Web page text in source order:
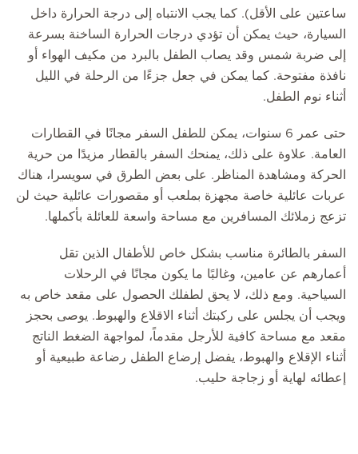
ساعتين على الأقل). كما يجب الانتباه إلى درجة الحرارة داخل
السيارة، حيث يمكن أن تؤدي درجات الحرارة الساخنة بسرعة
إلى ضربة شمس وقد يصاب الطفل بالبرد من مكيف الهواء أو
نافذة مفتوحة. كما يمكن في جعل جزءًا من الرحلة في الليل
أثناء نوم الطفل.
حتى عمر 6 سنوات، يمكن للطفل السفر مجانًا في القطارات
العامة. علاوة على ذلك، يمنحك السفر بالقطار مزيدًا من حرية
الحركة ومشاهدة المناظر. على بعض الطرق في سويسرا، هناك
عربات عائلية خاصة مجهزة بملعب أو مقصورات عائلية حيث لن
تزعج زملائك المسافرين مع مساحة واسعة للعائلة بأكملها.
السفر بالطائرة مناسب بشكل خاص للأطفال الذين تقل
أعمارهم عن عامين، وغالبًا ما يكون مجانًا في الرحلات
السياحية. ومع ذلك، لا يحق لطفلك الحصول على مقعد خاص به
ويجب أن يجلس على ركبتك أثناء الاقلاع والهبوط. يوصى بحجز
مقعد مع مساحة كافية للأرجل مقدماً، لمواجهة الضغط الناتج
أثناء الإقلاع والهبوط، يفضل إرضاع الطفل رضاعة طبيعية أو
إعطائه لهاية أو زجاجة حليب.